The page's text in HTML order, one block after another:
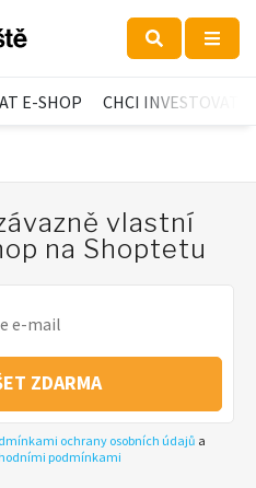
E-SHOP CHCI INVESTOVAT
vlastní
na Shoptetu
ZDARMA
ochrany osobních údajů a
podmínkami